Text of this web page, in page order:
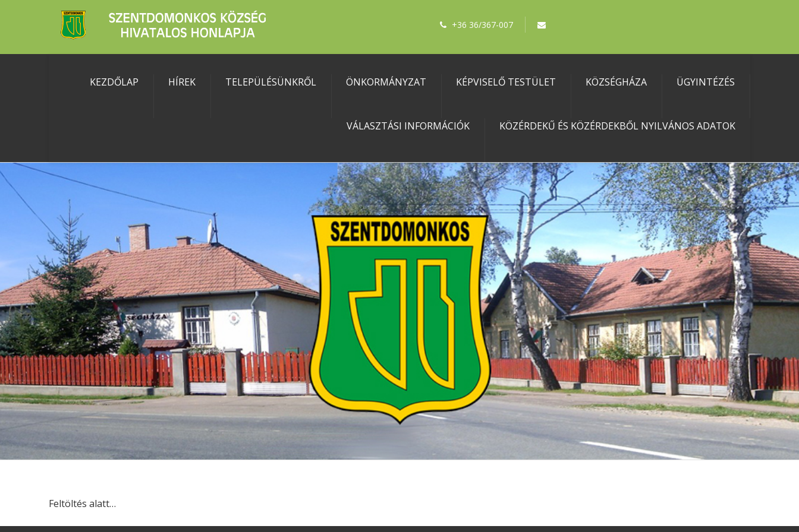
+36 36/367-007
KEZDŐLAP HÍREK TELEPÜLÉSÜNKRŐL ÖNKORMÁNYZAT KÉPVISELŐ TESTÜLET KÖZSÉGHÁZA ÜGYINTÉZÉS
VÁLASZTÁSI INFORMÁCIÓK KÖZÉRDEKŰ ÉS KÖZÉRDEKBŐL NYILVÁNOS ADATOK
Feltöltés alatt…